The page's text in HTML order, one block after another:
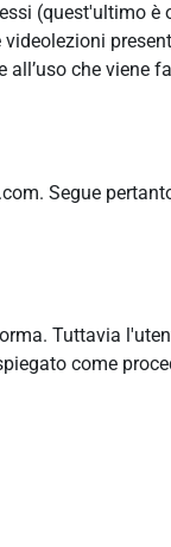
(quest'ultimo è
che
Segue
Tuttavia
come